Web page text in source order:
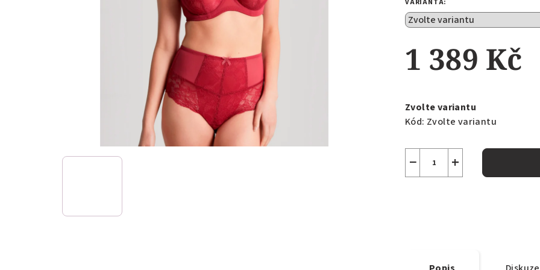
z
5
VARIANTA:
1 389 Kč
cena:
Zvolte variantu
Kód: Zvolte variantu
+
−